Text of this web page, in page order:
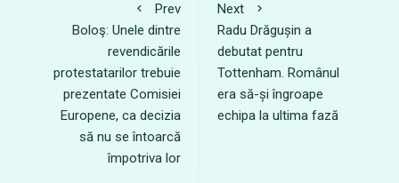
Prev
Boloş: Unele dintre
revendicările
protestatarilor trebuie
prezentate Comisiei
Europene, ca decizia
să nu se întoarcă
împotriva lor
Next
Radu Drăgușin a
debutat pentru
Tottenham. Românul
era să-și îngroape
echipa la ultima fază